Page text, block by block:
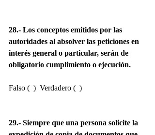
28.- Los conceptos emitidos por las
autoridades al absolver las peticiones en
interés general o particular, serán de
obligatorio cumplimiento o ejecución.
Falso (  )  Verdadero (  )
29.- Siempre que una persona solicite la